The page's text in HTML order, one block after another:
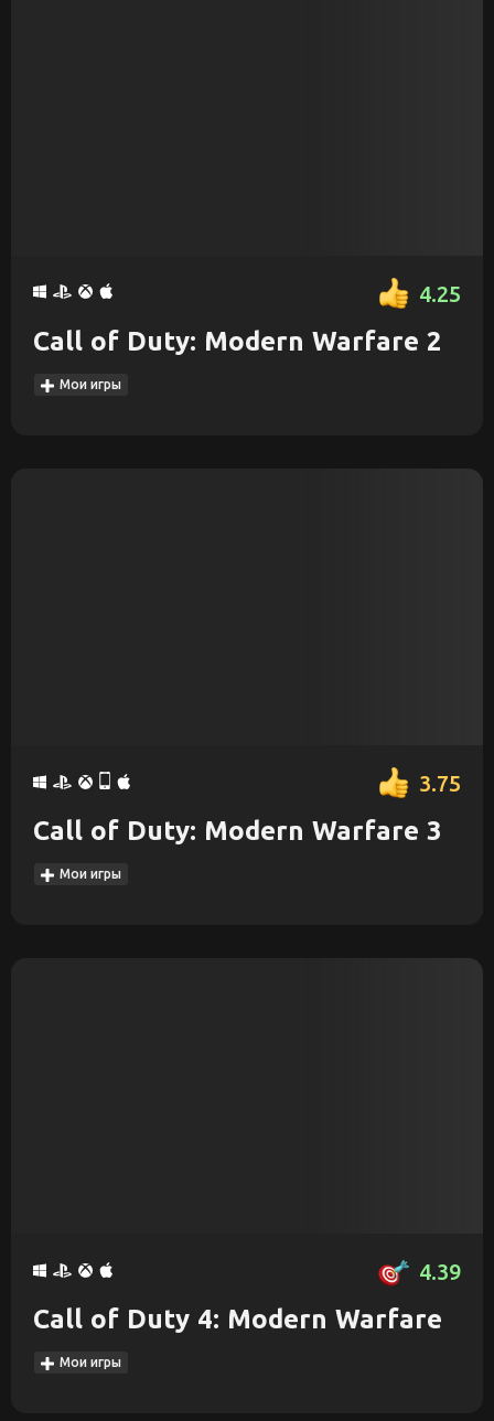
4.25
Call of Duty: Modern Warfare 2
Мои игры
3.75
Call of Duty: Modern Warfare 3
Мои игры
4.39
Call of Duty 4: Modern Warfare
Мои игры